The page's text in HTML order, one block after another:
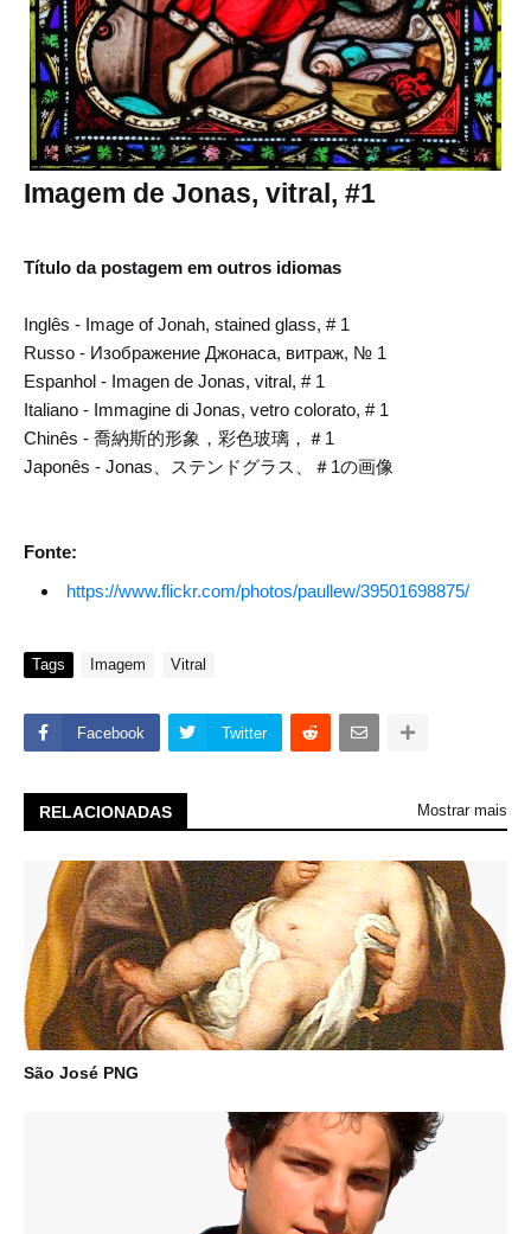
Imagem de Jonas, vitral, #1
Título da postagem em outros idiomas
Inglês - Image of Jonah, stained glass, # 1
Russo - Изображение Джонаса, витраж, № 1
Espanhol - Imagen de Jonas, vitral, # 1
Italiano - Immagine di Jonas, vetro colorato, # 1
Chinês - 喬納斯的形象，彩色玻璃，＃1
Japonês - Jonas、ステンドグラス、＃1の画像
Fonte:
https://www.flickr.com/photos/paullew/39501698875/
Tags Imagem Vitral
Facebook Twitter
RELACIONADAS Mostrar mais
São José PNG